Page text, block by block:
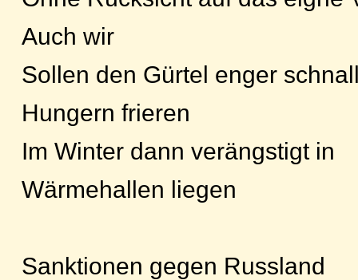
Auch wir
Sollen den Gürtel enger
Hungern frieren
Im Winter dann verängstigt in
Wärmehallen liegen
Sanktionen gegen Russland